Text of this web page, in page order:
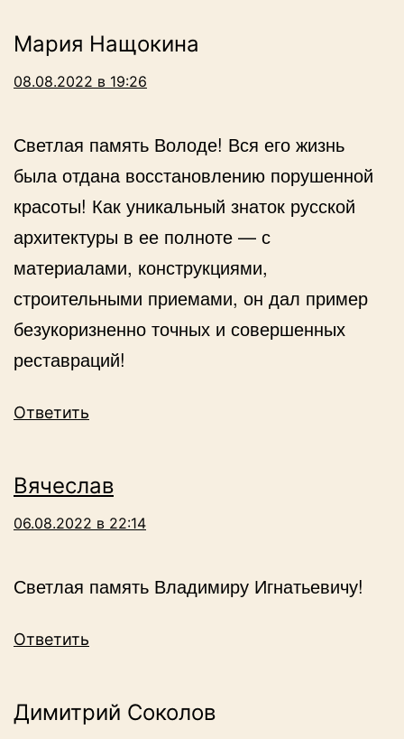
Мария Нащокина
08.08.2022 в 19:26
Светлая память Володе! Вся его жизнь
была отдана восстановлению порушенной
красоты! Как уникальный знаток русской
архитектуры в ее полноте — с
материалами, конструкциями,
строительными приемами, он дал пример
безукоризненно точных и совершенных
реставраций!
Ответить
Вячеслав
06.08.2022 в 22:14
Светлая память Владимиру Игнатьевичу!
Ответить
Димитрий Соколов